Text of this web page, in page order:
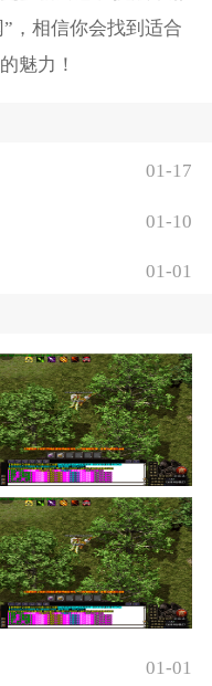
，相信你会找到适合
魅力！
01-17
01-10
01-01
01-01